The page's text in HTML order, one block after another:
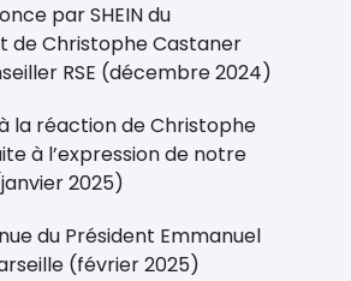
par SHEIN du
de Christophe Castaner
RSE (décembre 2024)
la réaction de Christophe
à l’expression de notre
2025)
du Président Emmanuel
(février 2025)